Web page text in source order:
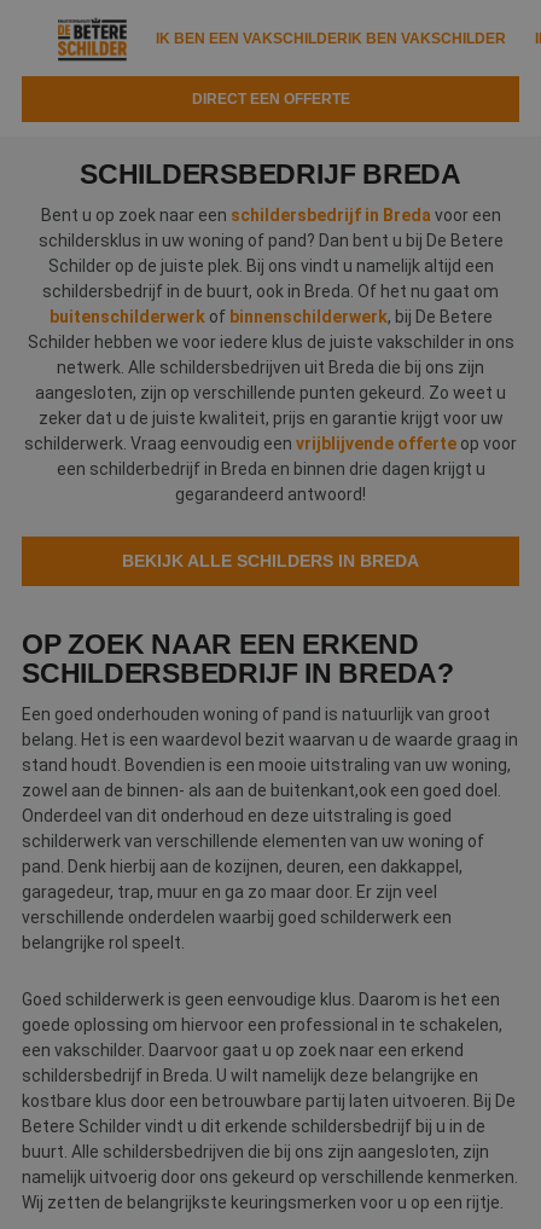
IK BEN EEN VAKSCHILDERIK BEN VAKSCHILDER
DIRECT EEN OFFERTE
Tools
Kennisbank
Partners
Infopakket
Zoeken naar een schilder
Tips
Garantie
Service
Waarom de betere schilder?
DIRECT EEN OFFERTE
Over ons
Nieuws & blog
Magazines
SCHILDERSBEDRIJF BREDA
Bent u op zoek naar een schildersbedrijf in Breda voor een
schildersklus in uw woning of pand? Dan bent u bij De Betere
Schilder op de juiste plek. Bij ons vindt u namelijk altijd een
schildersbedrijf in de buurt, ook in Breda. Of het nu gaat om
buitenschilderwerkof binnenschilderwerk, bij De Betere
Schilder hebben we voor iedere klus de juiste vakschilder in ons
netwerk. Alle schildersbedrijven uit Breda die bij ons zijn
aangesloten, zijn op verschillende punten gekeurd. Zo weet u
zeker dat u de juiste kwaliteit, prijs en garantie krijgt voor uw
schilderwerk. Vraag eenvoudig een vrijblijvende offerte op voor
een schilderbedrijf in Breda en binnen drie dagen krijgt u
gegarandeerd antwoord!
BEKIJK ALLE SCHILDERS IN BREDA
OP ZOEK NAAR EEN ERKEND
SCHILDERSBEDRIJF IN BREDA?
Een goed onderhouden woning of pand is natuurlijk van groot
belang. Het is een waardevol bezit waarvan u de waarde graag in
stand houdt. Bovendien is een mooie uitstraling van uw woning,
zowel aan de binnen- als aan de buitenkant,ook een goed doel.
Onderdeel van dit onderhoud en deze uitstraling is goed
schilderwerk van verschillende elementen van uw woning of
pand. Denk hierbij aan de kozijnen, deuren, een dakkappel,
garagedeur, trap, muur en ga zo maar door. Er zijn veel
verschillende onderdelen waarbij goed schilderwerk een
belangrijke rol speelt.
Goed schilderwerk is geen eenvoudige klus. Daarom is het een
goede oplossing om hiervoor een professional in te schakelen,
een vakschilder. Daarvoor gaat u op zoek naar een erkend
schildersbedrijf in Breda. U wilt namelijk deze belangrijke en
kostbare klus door een betrouwbare partij laten uitvoeren. Bij De
Betere Schilder vindt u dit erkende schildersbedrijf bij u in de
buurt. Alle schildersbedrijven die bij ons zijn aangesloten, zijn
namelijk uitvoerig door ons gekeurd op verschillende kenmerken.
Wij zetten de belangrijkste keuringsmerken voor u op een rijtje.